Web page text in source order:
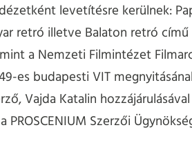
levetítésre kerülnek:
retró illetve Balaton retró
a Nemzeti Filmintézet
es budapesti VIT
Vajda Katalin
PROSCENIUM Szerzői